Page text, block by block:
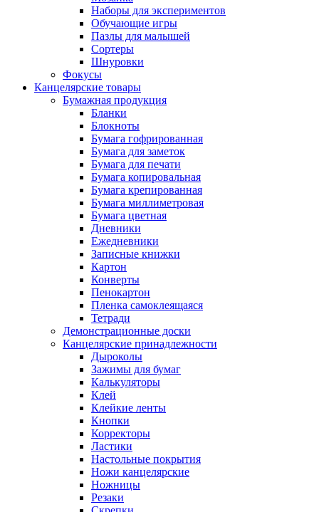
Наборы для экспериментов
Обучающие игры
Пазлы для малышей
Сортеры
Шнуровки
Фокусы
Канцелярские товары
Бумажная продукция
Бланки
Блокноты
Бумага гофрированная
Бумага для заметок
Бумага для печати
Бумага копировальная
Бумага крепированная
Бумага миллиметровая
Бумага цветная
Дневники
Ежедневники
Записные книжки
Картон
Конверты
Пенокартон
Пленка самоклеящаяся
Тетради
Демонстрационные доски
Канцелярские принадлежности
Дыроколы
Зажимы для бумаг
Калькуляторы
Клей
Клейкие ленты
Кнопки
Корректоры
Ластики
Настольные покрытия
Ножи канцелярские
Ножницы
Резаки